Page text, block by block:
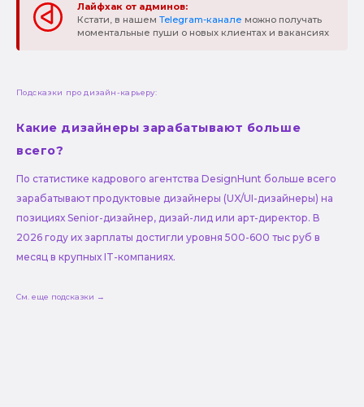
Лайфхак от админов:
Кстати, в нашем Telegram-канале можно получать
моментальные пуши о новых клиентах и вакансиях
Подсказки про дизайн-карьеру:
Какие дизайнеры зарабатывают больше
всего?
По статистике кадрового агентства DesignHunt больше всего
зарабатывают продуктовые дизайнеры (UX/UI-дизайнеры) на
позициях Senior-дизайнер, дизай-лид или арт-директор. В
2026 году их зарплаты достигли уровня 500-600 тыс руб в
месяц в крупных IT-компаниях.
См. еще подсказки →